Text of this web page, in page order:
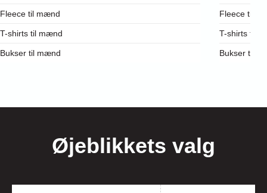
Fleece til mænd
T-shirts til mænd
Bukser til mænd
Fleece til
T-shirts til
Bukser til
Øjeblikkets valg